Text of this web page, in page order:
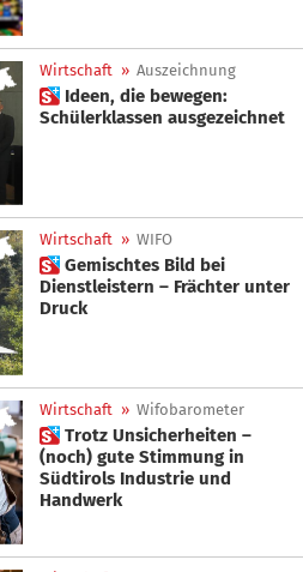
Wirtschaft » Auszeichnung
 Ideen, die bewegen:
Schülerklassen ausgezeichnet
Wirtschaft » WIFO
 Gemischtes Bild bei
Dienstleistern – Frächter unter
Druck
Wirtschaft » Wifobarometer
 Trotz Unsicherheiten –
(noch) gute Stimmung in
Südtirols Industrie und
Handwerk